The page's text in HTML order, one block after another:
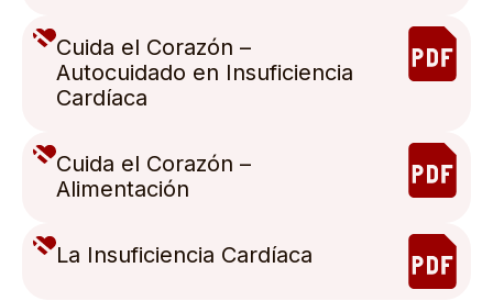
Cuida el Corazón –
Autocuidado en Insuficiencia
Cardíaca
Cuida el Corazón –
Alimentación
La Insuficiencia Cardíaca